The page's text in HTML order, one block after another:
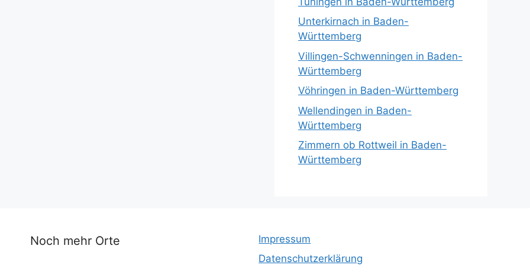
Unterkirnach in Baden-
Württemberg
Villingen-Schwenningen in Baden-
Württemberg
Vöhringen in Baden-Württemberg
Wellendingen in Baden-
Württemberg
Zimmern ob Rottweil in Baden-
Württemberg
Noch mehr Orte
Impressum
Datenschutzerklärung